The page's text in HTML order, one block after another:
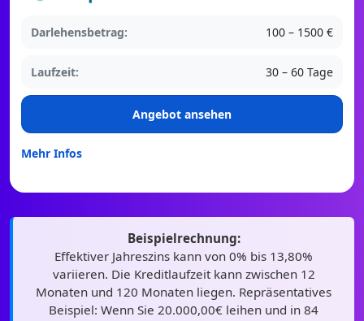
Darlehensbetrag: 100 – 1500 €
Laufzeit: 30 – 60 Tage
Angebot ansehen
Mehr Infos
Beispielrechnung:
Effektiver Jahreszins kann von 0% bis 13,80%
variieren. Die Kreditlaufzeit kann zwischen 12
Monaten und 120 Monaten liegen. Repräsentatives
Beispiel: Wenn Sie 20.000,00€ leihen und in 84